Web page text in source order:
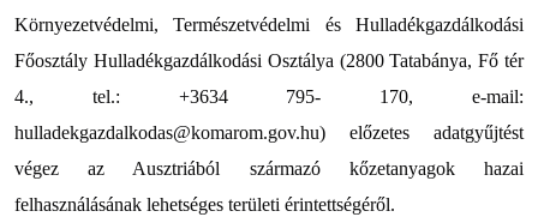
Környezetvédelmi, Természetvédelmi és Hulladékgazdálkodási
Főosztály Hulladékgazdálkodási Osztálya (2800 Tatabánya, Fő tér
4., tel.: +3634 795- 170, e-mail:
hulladekgazdalkodas@komarom.gov.hu) előzetes adatgyűjtést
végez az Ausztriából származó kőzetanyagok hazai
felhasználásának lehetséges területi érintettségéről.